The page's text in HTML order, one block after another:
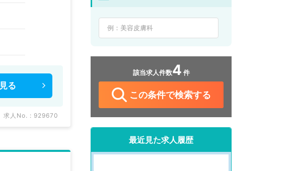
見る
求人No. : 929670
該当求人件数4 件
この条件で検索する
最近見た求人履歴